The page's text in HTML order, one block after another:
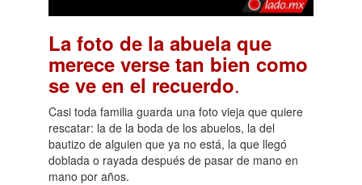
La foto de la abuela que
merece verse tan bien como
se ve en el recuerdo.
Casi toda familia guarda una foto vieja que quiere
rescatar: la de la boda de los abuelos, la del
bautizo de alguien que ya no está, la que llegó
doblada o rayada después de pasar de mano en
mano por años.